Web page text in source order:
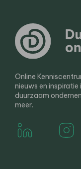
Online
nieuws en
duurzaam
meer.